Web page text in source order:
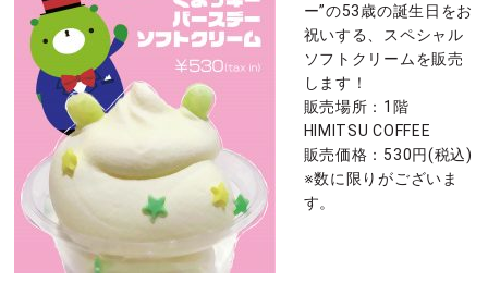
ー”の53歳の誕生日をお
祝いする、スペシャル
ソフトクリームを販売
します！
販売場所：1階
HIMITSU COFFEE
販売価格：530円(税込)
※数に限りがございま
す。